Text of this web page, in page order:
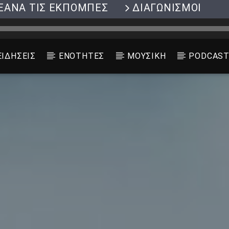
ΤΙΣ ΕΚΠΟΜΠΕΣ ΔΙΑΓΩΝΙΣΜΟΙ
ΕΝΟΤΗΤΕΣ ΜΟΥΣΙΚΗ